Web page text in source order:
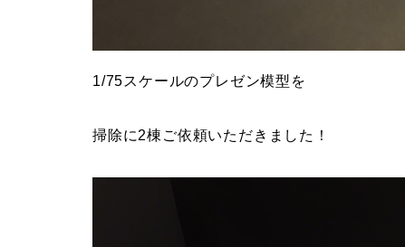
1/75スケールのプレゼン模型を
掃除に2棟ご依頼いただきました！